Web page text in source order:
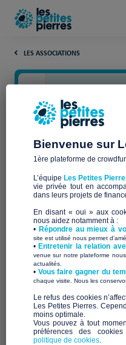
LES ASSOCIATIONS
SOLIDARITE
Qui sommes-
À venir
Bienvenue sur
1ère plateforme de
L’équipe Les Petites
vie privée tout en
dans leurs projets de
En disant « oui » aux
nous aidez notamment à :
• Répondre au mieux à
site est utilisé nous permet
•Entretenir la relation
venue sur notre plateforme
actualités.
​• Vous faire gagner du
chaque visite. Nous les
​Le refus des cookies
Les Petites Pierres.
moins optimale.​
Vous pouvez à tout
préférences des
politique de cookies